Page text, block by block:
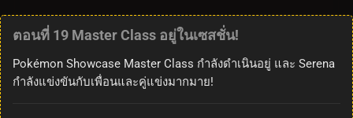
ตอนที่ 19 Master Class อยู่ในเซสชั่น!
Pokémon Showcase Master Class กำลังดำเนินอยู่ และ Serena
กำลังแข่งขันกับเพื่อนและคู่แข่งมากมาย!